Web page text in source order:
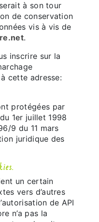
à son tour
de conservation
vis à vis de
.
inscrire sur la
cette adresse:
protégées par
1er juillet 1998
9 du 11 mars
juridique des
un certain
vers d’autres
de API
n’a pas la